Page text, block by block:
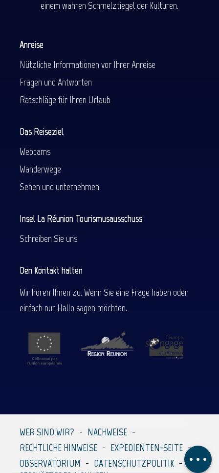
Kommentare
einem wahren Schmelztiegel der Kulturen.
Anreise
Nützliche Informationen vor Ihrer Anreise
Fragen und Antworten
Ratschläge für Ihren Urlaub
Das Reiseziel
Webcams
Wanderwege
Sehen und unternehmen
Insel La Réunion Tourismusausschuss
Schreiben Sie uns
Den Kontakt halten
Wir hören Ihnen zu. Wenn Sie eine Frage haben oder
einfach nur Hallo sagen möchten.
WER SIND WIR?
NACHWEISE
RECHTLICHE HINWEISE
EXPEDIENTEN-SEITE
OBSERVATORIUM
DATENSCHUTZPOLITIK